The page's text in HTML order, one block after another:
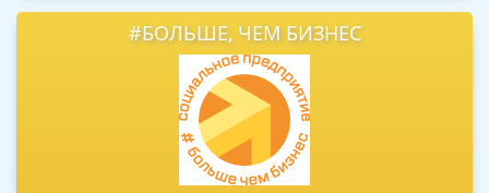
#БОЛЬШЕ, ЧЕМ БИЗНЕС